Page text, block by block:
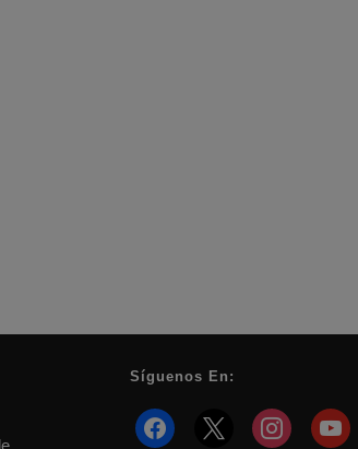
Síguenos En:
facebook instagramyoutube